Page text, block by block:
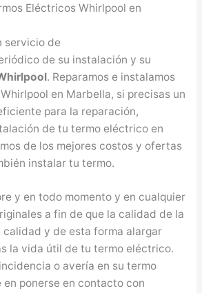
Eléctricos Whirlpool en
servicio de
de su instalación y su
. Reparamos e instalamos
en Marbella, si precisas un
para la reparación,
de tu termo eléctrico en
de los mejores costos y ofertas
instalar tu termo.
y en todo momento y en cualquier
a fin de que la calidad de la
calidad y de esta forma alargar
la vida útil de tu termo eléctrico.
o avería en su termo
ponerse en contacto con